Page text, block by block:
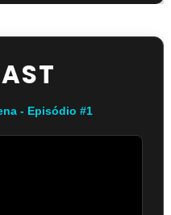
- Episódio #1